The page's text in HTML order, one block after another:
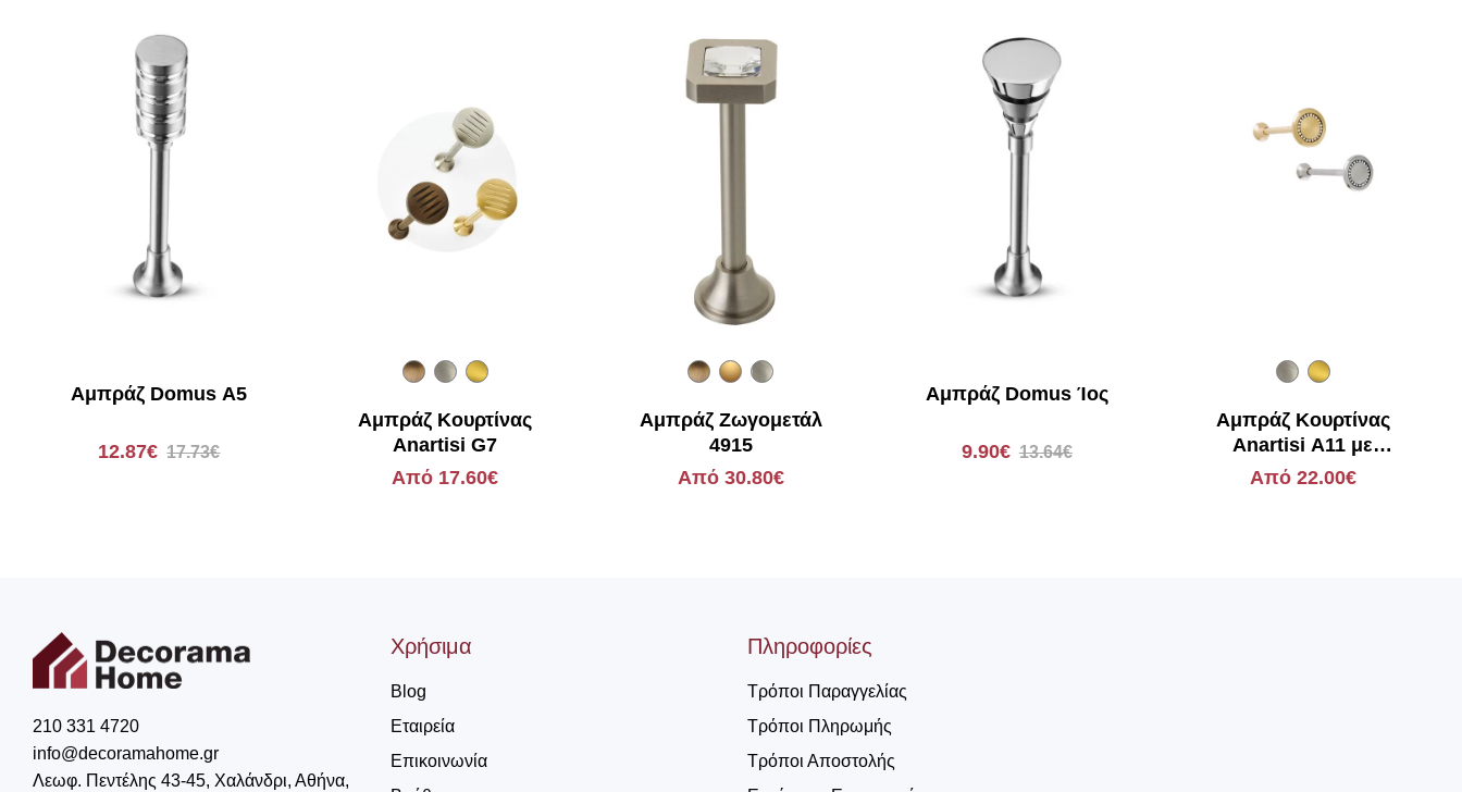
Αμπράζ Domus Α5
12.87€ 17.73€
Αμπράζ Κουρτίνας
Anartisi G7
Από 17.60€
Αμπράζ Ζωγομετάλ
4915
Από 30.80€
Αμπράζ Domus Ίος
9.90€ 13.64€
Αμπράζ Κουρτίνας
Anartisi A11 με
Swarovski
Από 22.00€
210 331 4720
info@decoramahome.gr
Λεωφ. Πεντέλης 43-45, Χαλάνδρι, Αθήνα,
Χρήσιμα
Blog
Εταιρεία
Επικοινωνία
Πληροφορίες
Τρόποι Παραγγελίας
Τρόποι Πληρωμής
Τρόποι Αποστολής